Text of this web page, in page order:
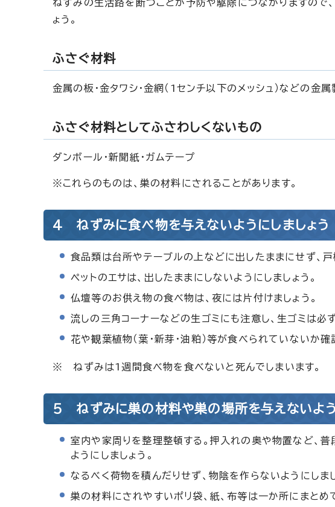
ねずみの生活路を断つことが予防や駆除につながりますの
ょう。
ふさぐ材料
金属の板・金タワシ・金網（1センチ以下のメッシュ）などの金
ふさぐ材料としてふさわしくないもの
ダンボール・新聞紙・ガムテープ
※これらのものは、巣の材料にされることがあります。
4 ねずみに食べ物を与えないようにしましょう
食品類は台所やテーブルの上などに出したままにせず、戸
ペットのエサは、出したままにしないようにしましょう。
仏壇等のお供え物の食べ物は、夜には片付けましょう。
流しの三角コーナーなどの生ゴミにも注意し、生ゴミは必
花や観葉植物（葉・新芽・油粕）等が食べられていないか確
※ ねずみは1週間食べ物を食べないと死んでしまいます。
5 ねずみに巣の材料や巣の場所を与えないよう
室内や家周りを整理整頓する。押入れの奥や物置など、
ようにしましょう。
なるべく荷物を積んだりせず、物陰を作らないようにしまし
巣の材料にされやすいポリ袋、紙、布等は一か所にまとめ